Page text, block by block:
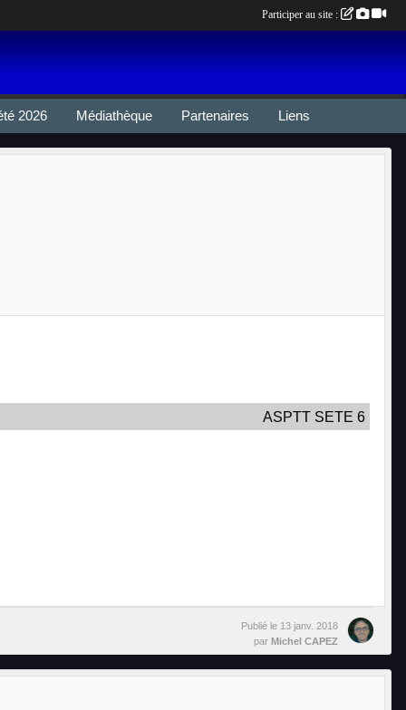
2026 Médiathèque Partenaires Liens
ASPTT SETE 6
Publié le 13 janv. 2018
par Michel CAPEZ
Participer au site :